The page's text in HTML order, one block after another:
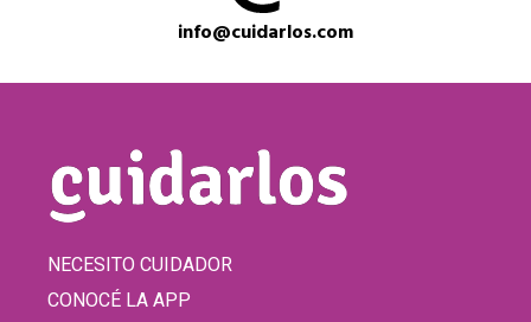
info@cuidarlos.com
NECESITO CUIDADOR
CONOCÉ LA APP